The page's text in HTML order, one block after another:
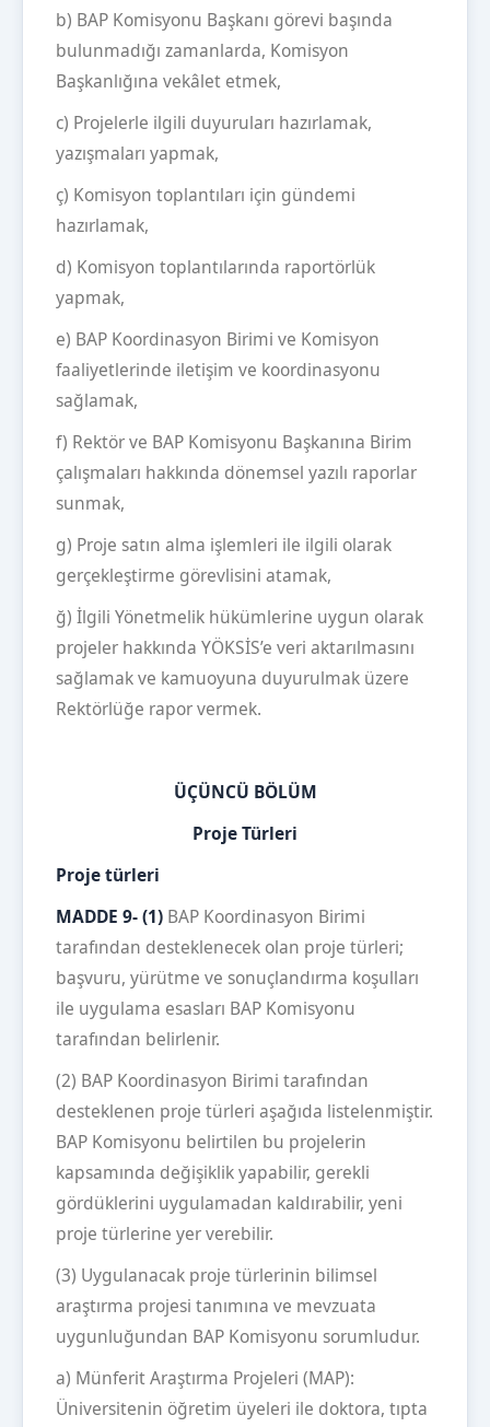
b) BAP Komisyonu Başkanı görevi başında
bulunmadığı zamanlarda, Komisyon
Başkanlığına vekâlet etmek,
c) Projelerle ilgili duyuruları hazırlamak,
yazışmaları yapmak,
ç) Komisyon toplantıları için gündemi
hazırlamak,
d) Komisyon toplantılarında raportörlük
yapmak,
e) BAP Koordinasyon Birimi ve Komisyon
faaliyetlerinde iletişim ve koordinasyonu
sağlamak,
f) Rektör ve BAP Komisyonu Başkanına Birim
çalışmaları hakkında dönemsel yazılı raporlar
sunmak,
g) Proje satın alma işlemleri ile ilgili olarak
gerçekleştirme görevlisini atamak,
ğ) İlgili Yönetmelik hükümlerine uygun olarak
projeler hakkında YÖKSİS’e veri aktarılmasını
sağlamak ve kamuoyuna duyurulmak üzere
Rektörlüğe rapor vermek.
ÜÇÜNCÜ BÖLÜM
Proje Türleri
Proje türleri
MADDE 9- (1) BAP Koordinasyon Birimi
tarafından desteklenecek olan proje türleri;
başvuru, yürütme ve sonuçlandırma koşulları
ile uygulama esasları BAP Komisyonu
tarafından belirlenir.
(2) BAP Koordinasyon Birimi tarafından
desteklenen proje türleri aşağıda listelenmiştir.
BAP Komisyonu belirtilen bu projelerin
kapsamında değişiklik yapabilir, gerekli
gördüklerini uygulamadan kaldırabilir, yeni
proje türlerine yer verebilir.
(3) Uygulanacak proje türlerinin bilimsel
araştırma projesi tanımına ve mevzuata
uygunluğundan BAP Komisyonu sorumludur.
a) Münferit Araştırma Projeleri (MAP):
Üniversitenin öğretim üyeleri ile doktora, tıpta